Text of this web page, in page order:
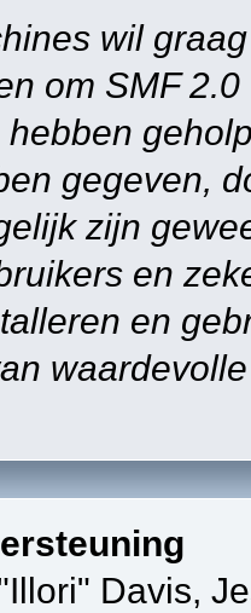
wil
om SMF
gegeven,
zijn
en
en
Davis,